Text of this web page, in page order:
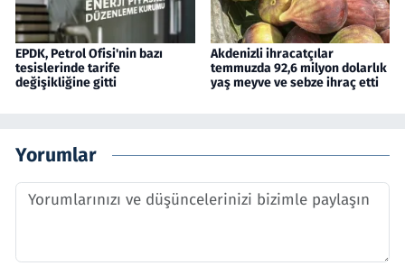
EPDK, Petrol Ofisi'nin bazı
tesislerinde tarife
değişikliğine gitti
Akdenizli ihracatçılar
temmuzda 92,6 milyon dolarlık
yaş meyve ve sebze ihraç etti
Yorumlar